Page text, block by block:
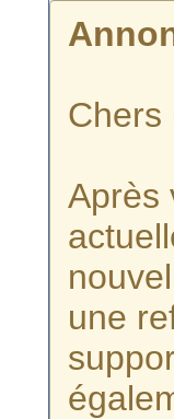
Chers
Après
une